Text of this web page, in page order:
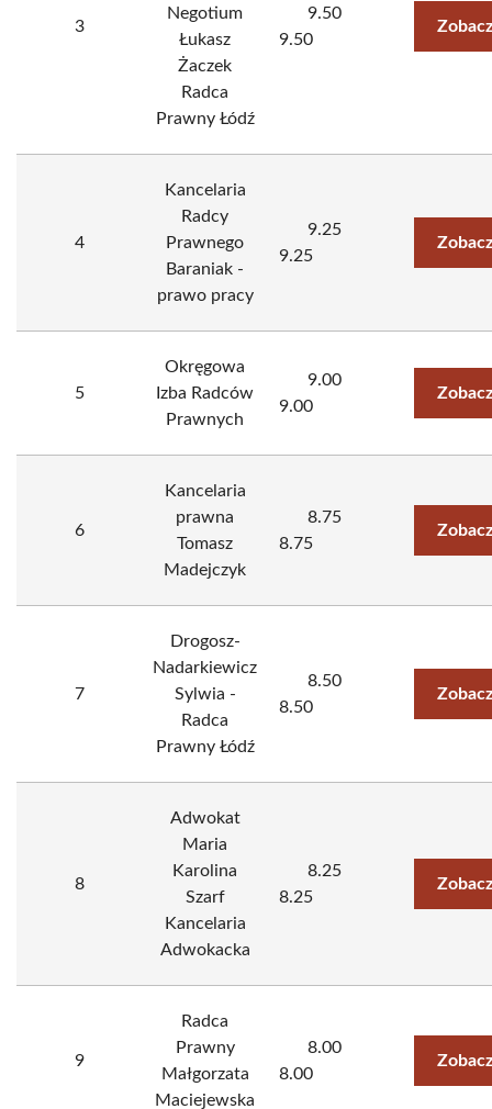
3
Negotium
Łukasz
Żaczek
Radca
Prawny Łódź
9.50
9.50
4
Kancelaria
Radcy
Prawnego
Baraniak -
prawo pracy
9.25
9.25
5
Okręgowa
Izba Radców
Prawnych
9.00
9.00
6
Kancelaria
prawna
Tomasz
Madejczyk
8.75
8.75
7
Drogosz-
Nadarkiewicz
Sylwia -
Radca
Prawny Łódź
8.50
8.50
8
Adwokat
Maria
Karolina
Szarf
Kancelaria
Adwokacka
8.25
8.25
9
Radca
Prawny
Małgorzata
Maciejewska
8.00
8.00